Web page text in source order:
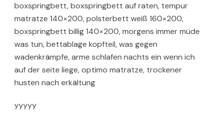
boxspringbett, boxspringbett auf raten, tempur
matratze 140×200, polsterbett weiß 160×200,
boxspringbett billig 140×200, morgens immer müde
was tun, bettablage kopfteil, was gegen
wadenkrämpfe, arme schlafen nachts ein wenn ich
auf der seite liege, optimo matratze, trockener
husten nach erkältung
yyyyy